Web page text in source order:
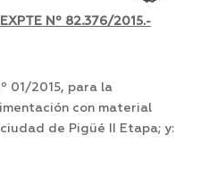
Nº 82.376/2015.-
01/2015, para la
con material
de Pigüé II Etapa; y: